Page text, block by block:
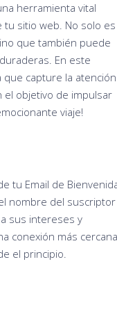
herramienta vital
sitio web. No solo es
que también puede
En este
capture la atención
objetivo de impulsar
viaje!
tu Email de
nombre del suscriptor
sus intereses y
conexión más cercana
el principio.